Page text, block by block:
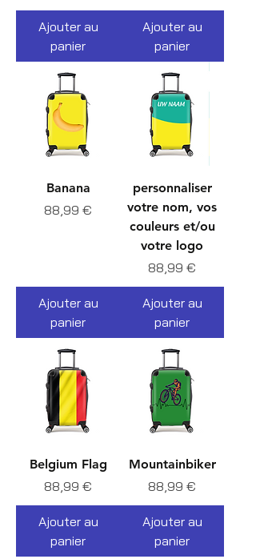
Ajouter au
panier
Ajouter au
panier
Banana
Prix
88,99 €
Ajouter au
panier
personnaliser
votre nom, vos
couleurs et/ou
votre logo
Prix
88,99 €
Ajouter au
panier
Belgium Flag
Prix
88,99 €
Ajouter au
panier
Mountainbiker
Prix
88,99 €
Ajouter au
panier